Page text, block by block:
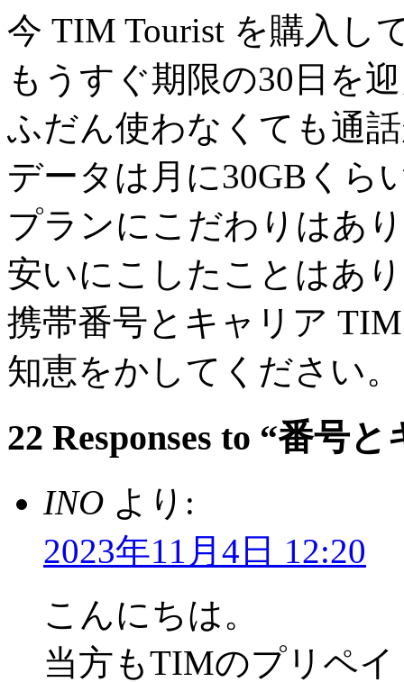
今 TIM Tourist を購入し
もうすぐ期限の30日を
ふだん使わなくても通
データは月に30GBくら
プランにこだわりはあ
安いにこしたことはあ
携帯番号とキャリア
知恵をかしてください
22 Responses to “番号
INO より:
2023年11月4日 12:20
こんにちは。
当方もTIMのプリペ